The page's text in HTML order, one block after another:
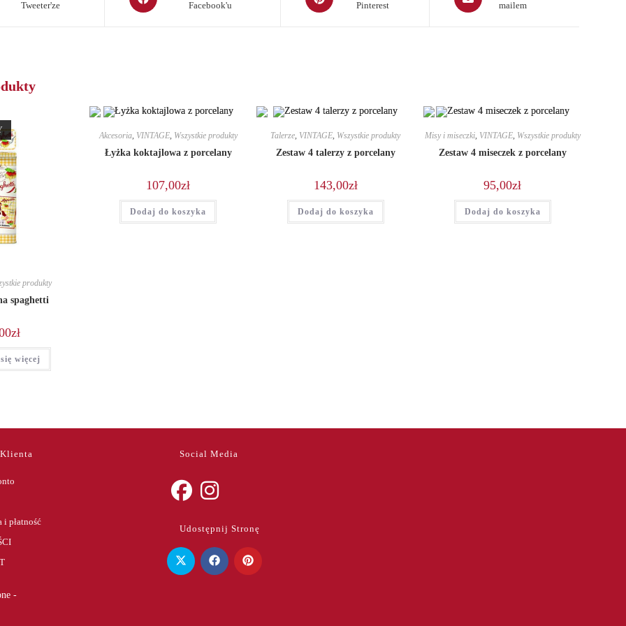
Tweeter'ze
in
Facebook'u
in
Pinterest
in
mailem
produkty
spaghetti
zł
więcej
Akcesoria, VINTAGE, Wszystkie produkty
Łyżka koktajlowa z porcelany
107,00zł
Dodaj do koszyka
Talerze, VINTAGE, Wszystkie produkty
Zestaw 4 talerzy z porcelany
143,00zł
Dodaj do koszyka
Misy i miseczki, VINTAGE, Wszystkie produkty
Zestaw 4 miseczek z porcelany
95,00zł
Dodaj do koszyka
i płatność
-
Social Media
a
new
in
a
new
Udostępnij Stronę